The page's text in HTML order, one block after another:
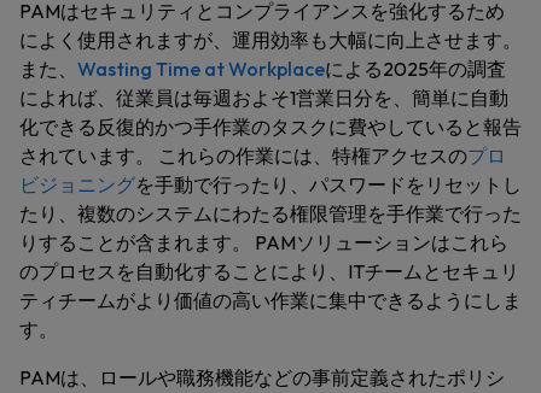
PAMはセキュリティとコンプライアンスを強化するため
によく使用されますが、運用効率も大幅に向上させます。
また、 Wasting Time at Workplaceによる2025年の調査
によれば、従業員は毎週およそ1営業日分を、簡単に自動
化できる反復的かつ手作業のタスクに費やしていると報告
されています。 これらの作業には、特権アクセスのプロ
ビジョニングを手動で行ったり、パスワードをリセットし
たり、複数のシステムにわたる権限管理を手作業で行った
りすることが含まれます。 PAMソリューションはこれら
のプロセスを自動化することにより、ITチームとセキュリ
ティチームがより価値の高い作業に集中できるようにしま
す。
PAMは、ロールや職務機能などの事前定義されたポリシ